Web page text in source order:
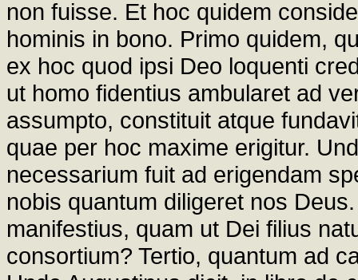
non fuisse. Et hoc quidem
hominis in bono. Primo quidem,
ex hoc quod ipsi Deo loquenti
ut homo fidentius ambularet ad
assumpto, constituit atque
quae per hoc maxime erigitur.
necessarium fuit ad erigendam
nobis quantum diligeret nos
manifestius, quam ut Dei filius
consortium? Tertio, quantum ad